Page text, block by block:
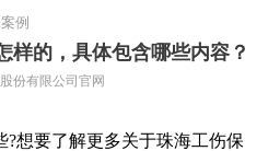
例
样的，具体包含哪些内容？
份有限公司官网
想要了解更多关于珠海工伤保